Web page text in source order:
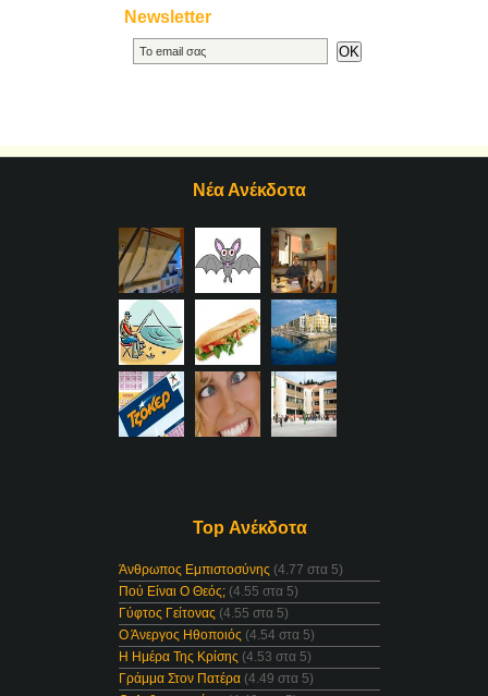
Newsletter
Νέα Ανέκδοτα
Top Ανέκδοτα
Άνθρωπος Εμπιστοσύνης (4.77 στα 5)
Πού Είναι Ο Θεός; (4.55 στα 5)
Γύφτος Γείτονας (4.55 στα 5)
Ο Άνεργος Ηθοποιός (4.54 στα 5)
Η Ημέρα Της Κρίσης (4.53 στα 5)
Γράμμα Στον Πατέρα (4.49 στα 5)